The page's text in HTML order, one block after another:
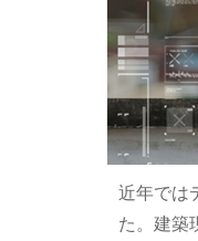
近年では
た。建築